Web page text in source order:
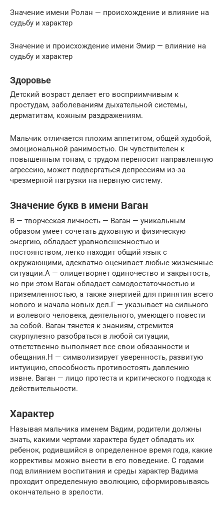
Значение имени Ролан — происхождение и влияние на
судьбу и характер
Значение и происхождение имени Эмир — влияние на
судьбу и характер
Здоровье
Детский возраст делает его восприимчивым к
простудам, заболеваниям дыхательной системы,
дерматитам, кожным раздражениям.
Мальчик отличается плохим аппетитом, общей худобой,
эмоциональной ранимостью. Он чувствителен к
повышенным тонам, с трудом переносит направленную
агрессию, может подвергаться депрессиям из-за
чрезмерной нагрузки на нервную систему.
Значение букв в имени Ваган
В — творческая личность — Ваган — уникальным
образом умеет сочетать духовную и физическую
энергию, обладает уравновешенностью и
постоянством, легко находит общий язык с
окружающими, адекватно оценивает любые жизненные
ситуации.А — олицетворяет одиночество и закрытость,
но при этом Ваган обладает самодостаточностью и
приземленностью, а также энергией для принятия всего
нового и начала новых дел.Г — указывает на сильного
и волевого человека, деятельного, умеющего повести
за собой. Ваган тянется к знаниям, стремится
скурпулезно разобраться в любой ситуации,
ответственно выполняет все свои обязанности и
обещания.Н — символизирует уверенность, развитую
интуицию, способность противостоять давлению
извне. Ваган — лицо протеста и критического подхода к
действительности.
Характер
Называя мальчика именем Вадим, родители должны
знать, какими чертами характера будет обладать их
ребенок, родившийся в определенное время года, какие
коррективы можно внести в его поведение. С годами
под влиянием воспитания и среды характер Вадима
проходит определенную эволюцию, сформировываясь
окончательно в зрелости.